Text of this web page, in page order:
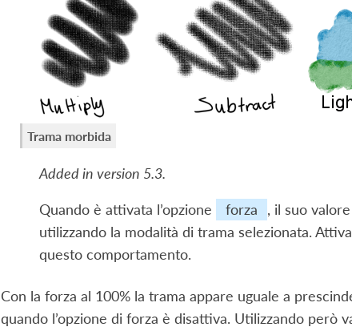
Trama morbida
Added in version 5.3.
Quando è attivata l’opzione forza
, il suo
utilizzando la modalità di trama selezionata.
questo comportamento.
Con la forza al 100% la trama appare uguale a
quando l’opzione di forza è disattiva. Utilizzando però